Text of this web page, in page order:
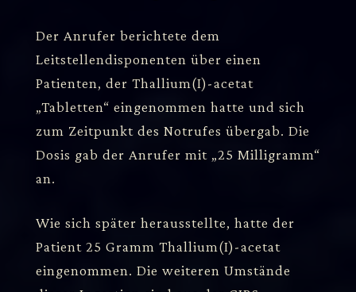
Der Anrufer berichtete dem
Leitstellendisponenten über einen
Patienten, der Thallium(I)-acetat
„Tabletten“ eingenommen hatte und sich
zum Zeitpunkt des Notrufes übergab. Die
Dosis gab der Anrufer mit „25 Milligramm“
an.
Wie sich später herausstellte, hatte der
Patient 25 Gramm Thallium(I)-acetat
eingenommen. Die weiteren Umstände